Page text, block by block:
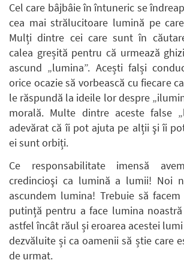
Cel care bâjbâie în întuneric se
cea mai strălucitoare lumină pe
Mulți dintre cei care sunt în
calea greșită pentru că urmează
ascund „lumina”. Acești falși
orice ocazie să vorbească cu fiecare
le răspundă la ideile lor despre
morală. Multe dintre aceste false
adevărat că îi pot ajuta pe alții şi îi
ei sunt orbiți.
Ce responsabilitate imensă
credincioşi ca lumină a lumii! Noi
ascundem lumina! Trebuie să
putință pentru a face lumina noastră
astfel încât răul și eroarea acestei
dezvăluite și ca oamenii să știe care
de urmat.